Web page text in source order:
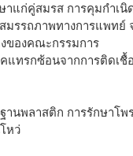
าแก่คู่สมรส การคุมกำเนิ
มรรถภาพทางการแพทย์
ของคณะกรรมการ
แทรกซ้อนจากการติดเชื้
นพลาสติก การรักษาโพ
หว่